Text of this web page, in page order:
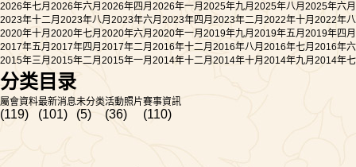
2026年七月 2026年六月 2026年四月 2026年一月 2025年九月 2025年八月 2025年六月
2023年十二月 2023年八月 2023年六月 2023年四月 2023年二月 2022年十月 2022年
2020年十月 2020年七月 2020年六月 2020年一月 2019年九月 2019年五月 2019年四月
2017年五月 2017年四月 2017年二月 2016年十二月 2016年八月 2016年七月 2016年
2015年三月 2015年二月 2015年一月 2014年十二月 2014年十月 2014年九月 2014年
分类目录
屬會資料
(119)
最新消息
(101)
未分类
(5)
活動照片
(36)
賽事資訊
(110)